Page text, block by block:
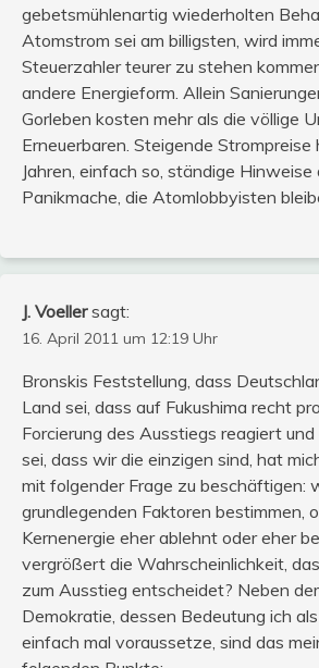
gebetsmühlenartig wiederholten
Atomstrom sei am billigsten, wird
Steuerzahler teurer zu stehen
andere Energieform. Allein
Gorleben kosten mehr als die völlige
Erneuerbaren. Steigende
Jahren, einfach so, ständige Hinweise
Panikmache, die Atomlobbyisten
J. Voeller sagt:
16. April 2011 um 12:19 Uhr
Bronskis Feststellung, dass
Land sei, dass auf Fukushima recht
Forcierung des Ausstiegs reagiert und
sei, dass wir die einzigen sind, hat
mit folgender Frage zu beschäftigen:
grundlegenden Faktoren bestimmen,
Kernenergie eher ablehnt oder eher
vergrößert die Wahrscheinlichkeit,
zum Ausstieg entscheidet? Neben
Demokratie, dessen Bedeutung ich
einfach mal voraussetze, sind das